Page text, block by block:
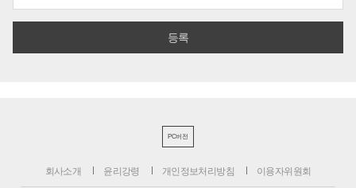
PC버전
회사소개 윤리강령 개인정보처리방침 이용자위원회